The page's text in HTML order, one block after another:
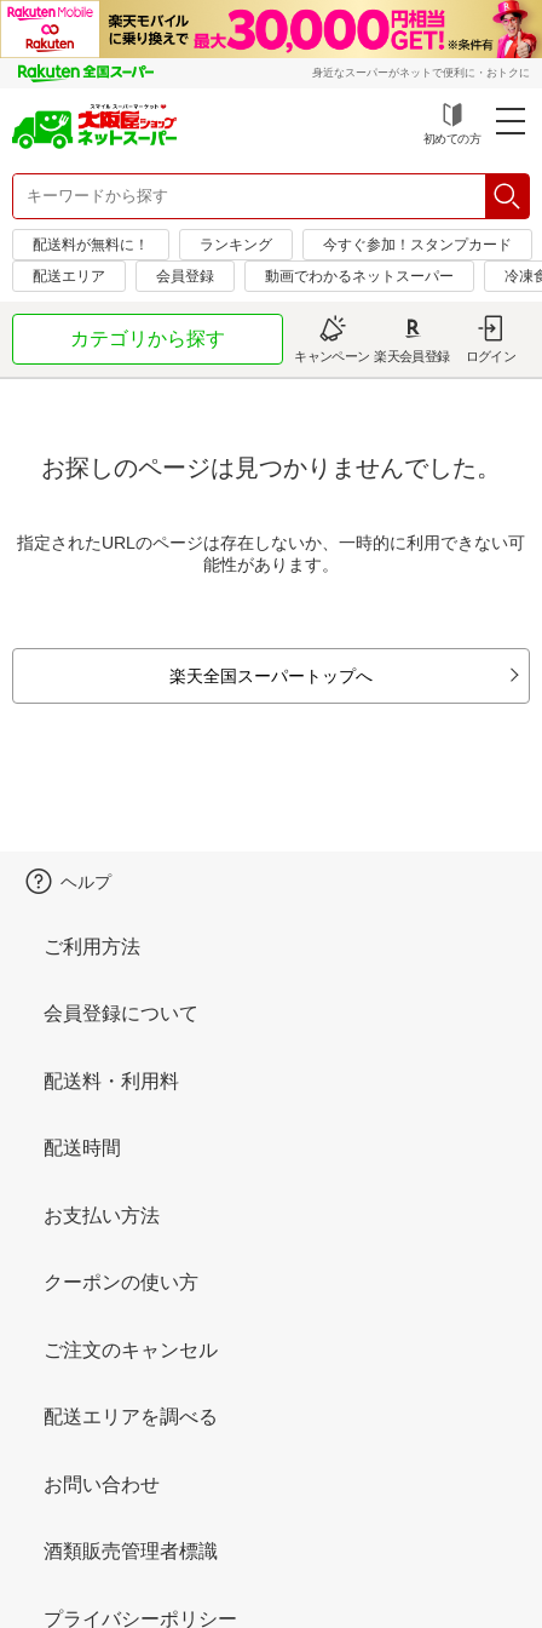
身近なスーパーがネットで便利に・おトクに
初めての方
配送料が無料に！ ランキング
今すぐ参加！スタンプカード
配送エリア
会員登録 動画でわかるネットスーパー 冷凍
カテゴリから探す
キャンペーン 楽天会員登録 ログイン
お探しのページは見つかりませんでした。
指定されたURLのページは存在しないか、一時的に利用できない可
能性があります。
楽天全国スーパートップへ
ヘルプ
ご利用方法
会員登録について
配送料・利用料
配送時間
お支払い方法
クーポンの使い方
ご注文のキャンセル
配送エリアを調べる
お問い合わせ
酒類販売管理者標識
プライバシーポリシー